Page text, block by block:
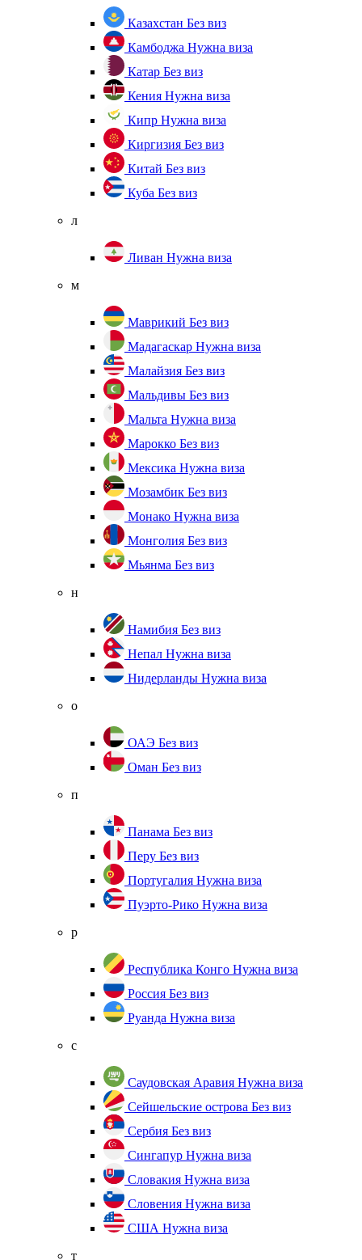
Казахстан Без виз
Камбоджа Нужна виза
Катар Без виз
Кения Нужна виза
Кипр Нужна виза
Киргизия Без виз
Китай Без виз
Куба Без виз
л
Ливан Нужна виза
м
Маврикий Без виз
Мадагаскар Нужна виза
Малайзия Без виз
Мальдивы Без виз
Мальта Нужна виза
Марокко Без виз
Мексика Нужна виза
Мозамбик Без виз
Монако Нужна виза
Монголия Без виз
Мьянма Без виз
н
Намибия Без виз
Непал Нужна виза
Нидерланды Нужна виза
о
ОАЭ Без виз
Оман Без виз
п
Панама Без виз
Перу Без виз
Португалия Нужна виза
Пуэрто-Рико Нужна виза
р
Республика Конго Нужна виза
Россия Без виз
Руанда Нужна виза
с
Саудовская Аравия Нужна виза
Сейшельские острова Без виз
Сербия Без виз
Сингапур Нужна виза
Словакия Нужна виза
Словения Нужна виза
США Нужна виза
т